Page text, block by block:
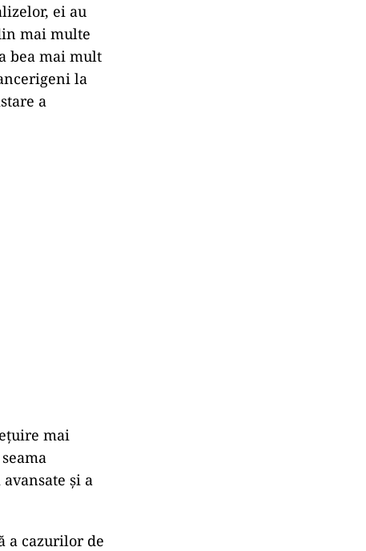
ei au
mai multe
bea mai mult
la
a
mai
și a
a cazurilor de